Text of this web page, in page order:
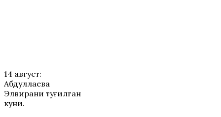
14 август:
Абдуллаева
Элвирани туғилган
куни.